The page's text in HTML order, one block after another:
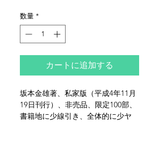
数量 *
カートに追加する
坂本金雄著、私家版（平成4年11月
19日刊行）、非売品、限定100部、
書籍地に少線引き、全体的に少ヤ